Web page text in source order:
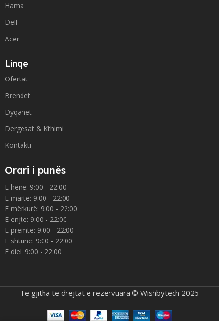
Hama
Dell
Acer
Linqe
Ofertat
Brendet
Dyqanet
Dergesat & Kthimi
Kontakti
Orari i punës
E hënë: 9:00 - 22:00
E martë: 9:00 - 22:00
E mërkurë: 9:00 - 22:00
E enjte: 9:00 - 22:00
E premte: 9:00 - 22:00
E shtunë: 9:00 - 22:00
E diel: 9:00 - 22:00
Të gjitha të drejtat e rezervuara © Wishbytech 2025